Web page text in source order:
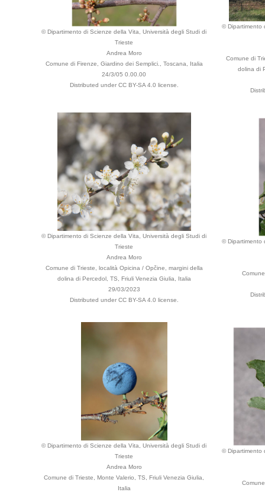
© Dipartimento di Scienze della Vita, Università degli Studi di
Trieste
Andrea Moro
Comune di Firenze, Giardino dei Semplici., Toscana, Italia
24/3/05 0.00.00
Distributed under CC BY-SA 4.0 license.
© Dipartimento
Comune di
dolina di
© Dipartimento di Scienze della Vita, Università degli Studi di
Trieste
Andrea Moro
Comune di Trieste, località Opicina / Opčine, margini della
dolina di Percedol, TS, Friuli Venezia Giulia, Italia
29/03/2023
Distributed under CC BY-SA 4.0 license.
© Dipartimento
© Dipartimento di Scienze della Vita, Università degli Studi di
Trieste
Andrea Moro
Comune di Trieste, Monte Valerio, TS, Friuli Venezia Giulia,
Italia
© Dipartimento